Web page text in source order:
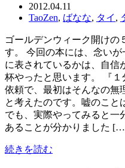
2012.04.11
TaoZen, ばなな, タイ ,
ゴールデンウィーク開けの
す。 今回の本には、念い
に表されているかは、自信
杯やったと思います。 『
依頼で、最初はそんなの無
と考えたのです。嘘のこと
でも、実際やってみると一
あることが分かりました
続きを読む